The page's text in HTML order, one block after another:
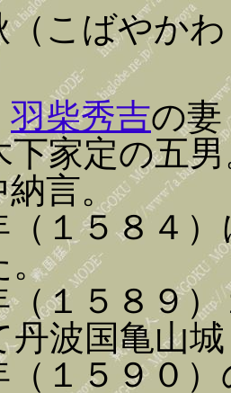
（こばやか
羽柴秀吉の妻
下家定の五
納言。
（１５８４
。
（１５８９
丹波国亀山
（１５９０）